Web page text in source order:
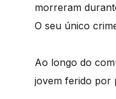
morreram
O seu único
Ao longo do
jovem ferido por